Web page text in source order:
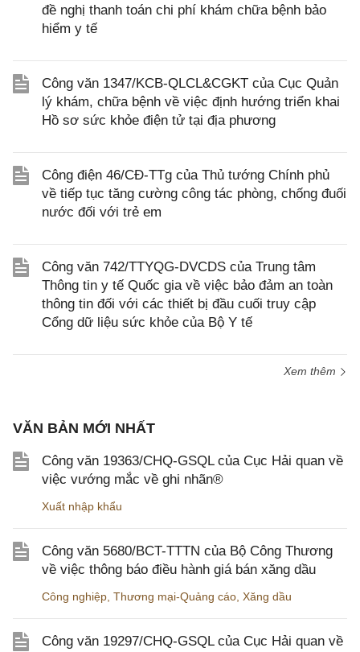
đề nghị thanh toán chi phí khám chữa bệnh bảo
hiểm y tế
Công văn 1347/KCB-QLCL&CGKT của Cục Quản
lý khám, chữa bệnh về việc định hướng triển khai
Hồ sơ sức khỏe điện tử tại địa phương
Công điện 46/CĐ-TTg của Thủ tướng Chính phủ
về tiếp tục tăng cường công tác phòng, chống đuối
nước đối với trẻ em
Công văn 742/TTYQG-DVCDS của Trung tâm
Thông tin y tế Quốc gia về việc bảo đảm an toàn
thông tin đối với các thiết bị đầu cuối truy cập
Cổng dữ liệu sức khỏe của Bộ Y tế
Xem thêm
VĂN BẢN MỚI NHẤT
Công văn 19363/CHQ-GSQL của Cục Hải quan về
việc vướng mắc về ghi nhãn®
Xuất nhập khẩu
Công văn 5680/BCT-TTTN của Bộ Công Thương
về việc thông báo điều hành giá bán xăng dầu
Công nghiệp Thương mại-Quảng cáo Xăng dầu
Công văn 19297/CHQ-GSQL của Cục Hải quan về